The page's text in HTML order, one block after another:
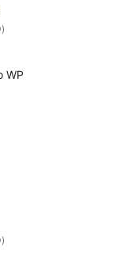
કુલ
રેટિંગ્સ
)
WP
કુલ
રેટિંગ્સ
)